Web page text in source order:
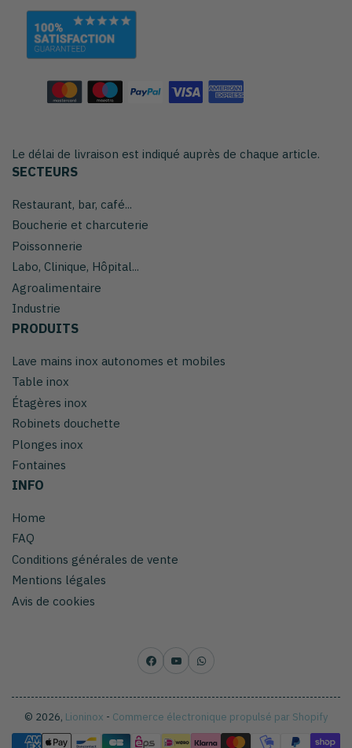
Le délai de livraison est indiqué auprès de chaque article.
SECTEURS
Restaurant, bar, café...
Boucherie et charcuterie
Poissonnerie
Labo, Clinique, Hôpital...
Agroalimentaire
Industrie
PRODUITS
Lave mains inox autonomes et mobiles
Table inox
Étagères inox
Robinets douchette
Plonges inox
Fontaines
INFO
Home
FAQ
Conditions générales de vente
Mentions légales
Avis de cookies
Facebook
YouTubeWhatsApp
© 2026, Lioninox - Commerce électronique propulsé par Shopify
Méthodes